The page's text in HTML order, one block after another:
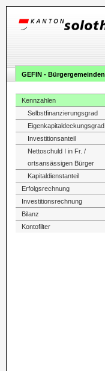
GEFIN - Bürgergemeinden
Kennzahlen
Selbstfinanzierungsgrad
Eigenkapitaldeckungsgrad
Investitionsanteil
Nettoschuld I in Fr. /
ortsansässigen Bürger
Kapitaldienstanteil
Erfolgsrechnung
Investitionsrechnung
Bilanz
Kontofilter